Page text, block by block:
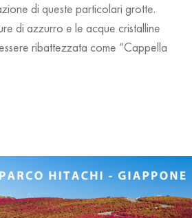
di queste particolari grotte.
di azzurro e le acque cristalline
ribattezzata come “Cappella